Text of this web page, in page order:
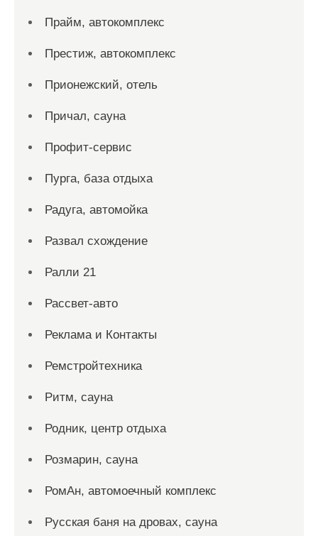
Прайм, автокомплекс
Престиж, автокомплекс
Прионежский, отель
Причал, сауна
Профит-сервис
Пурга, база отдыха
Радуга, автомойка
Развал схождение
Ралли 21
Рассвет-авто
Реклама и Контакты
Ремстройтехника
Ритм, сауна
Родник, центр отдыха
Розмарин, сауна
РомАн, автомоечный комплекс
Русская баня на дровах, сауна